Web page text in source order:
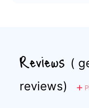
Reviews (
reviews)